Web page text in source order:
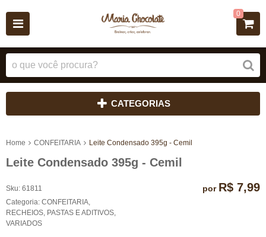
0
CATEGORIAS
Home CONFEITARIA Leite Condensado 395g - Cemil
Leite Condensado 395g - Cemil
Sku: 61811
Categoria: CONFEITARIA
RECHEIOS, PASTAS E ADITIVOS
VARIADOS
por R$ 7,99